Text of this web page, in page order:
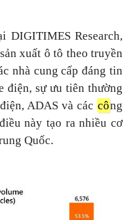
DIGITIMES Research,
xuất ô tô theo truyền
nhà cung cấp đáng tin
điện, sự ưu tiên thường
ADAS và các công
này tạo ra nhiều cơ
Quốc.